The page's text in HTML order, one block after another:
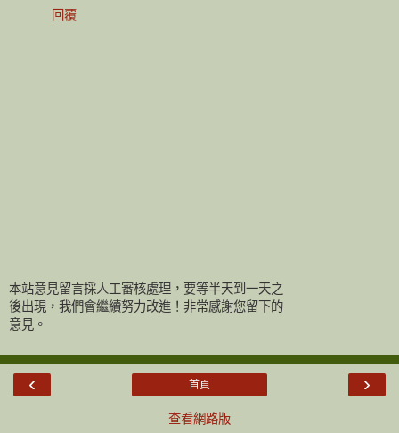
回覆
本站意見留言採人工審核處理，要等半天到一天之
後出現，我們會繼續努力改進！非常感謝您留下的
意見。
‹ ›
首頁
查看網路版